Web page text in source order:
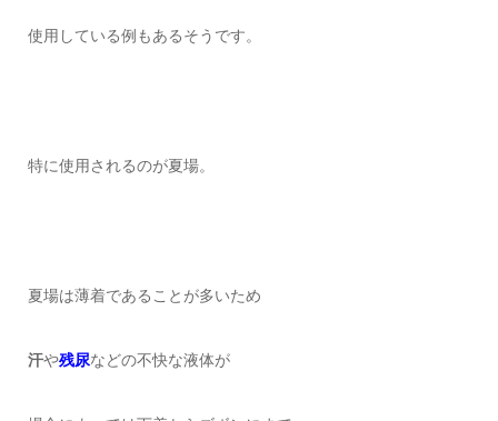
使用している例もあるそうです。
特に使用されるのが夏場。
夏場は薄着であることが多いため
汗や残尿などの不快な液体が